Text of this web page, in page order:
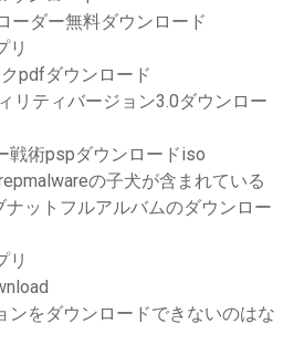
ーダー無料ダウンロード
リ
pdfダウンロード
リティバージョン3.0ダウンロー
戦術pspダウンロードiso
の子犬が含まれている
ナットフルアルバムのダウンロー
リ
ンをダウンロードできないのはな